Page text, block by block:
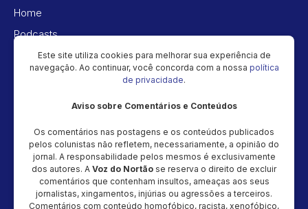
Home
Podcasts
Vídeos
Política de privacidade
Newsletter
Cadastre seu e-mail e receba as novidades!
Este site utiliza cookies para melhorar sua experiência de
navegação. Ao continuar, você concorda com a nossa política
de privacidade.
Aviso sobre Comentários e Conteúdos
Os comentários nas postagens e os conteúdos publicados
pelos colunistas não refletem, necessariamente, a opinião do
jornal. A responsabilidade pelos mesmos é exclusivamente
dos autores. A Voz do Nortão se reserva o direito de excluir
comentários que contenham insultos, ameaças aos seus
jornalistas, xingamentos, injúrias ou agressões a terceiros.
Comentários com conteúdo homofóbico, racista, xenofóbico,